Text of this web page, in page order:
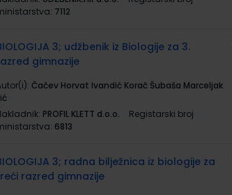
7112
3; udžbenik iz Biologije za 3.
gimnazije
Čačev Horvat Ivandić Korač Šubaša Marceljak
PROFIL KLETT d.o.o.
Registarski broj
6813
3; radna bilježnica iz biologije za
razred gimnazije